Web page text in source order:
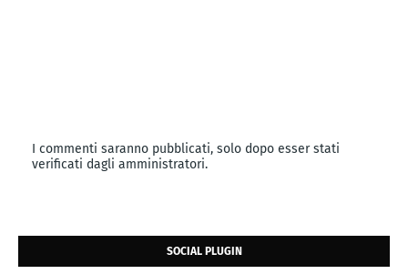
I commenti saranno pubblicati, solo dopo esser stati
verificati dagli amministratori.
SOCIAL PLUGIN